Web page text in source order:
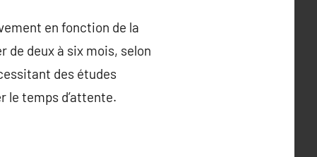
en fonction de la
de deux à six mois, selon
des études
le temps d’attente.